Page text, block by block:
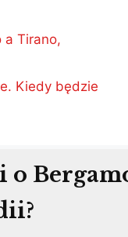
a Tirano,
Kiedy będzie
o